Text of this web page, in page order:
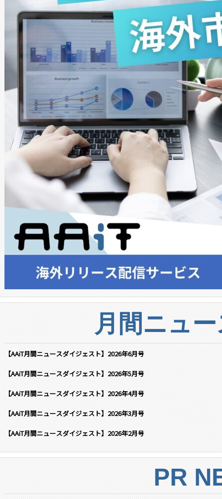
月間ニュ
【AAiT月間ニュースダイジェスト】2026年6月号
【AAiT月間ニュースダイジェスト】2026年5月号
【AAiT月間ニュースダイジェスト】2026年4月号
【AAiT月間ニュースダイジェスト】2026年3月号
【AAiT月間ニュースダイジェスト】2026年2月号
PR